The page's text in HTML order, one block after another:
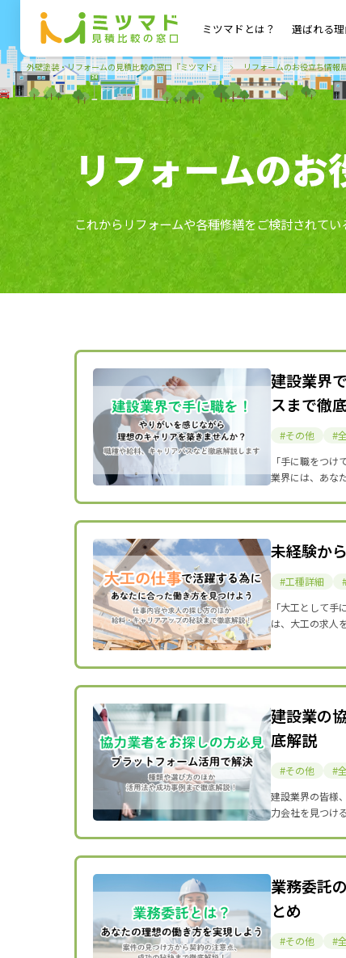
ミツマドとは？ 選ばれる
外壁塗装・リフォームの見積比較の窓口『ミツマド』 リフォームのお役立ち情報
リフォームのお
これからリフォームや各種修繕をご検討されて
建設業界
スまで徹
その他
「手に職をつ
業界には、あな
未経験か
工種詳細
「大工として
は、大工の求人
建設業の
底解説
その他
建設業界の皆様
力会社を見つけ
業務委託
とめ
その他